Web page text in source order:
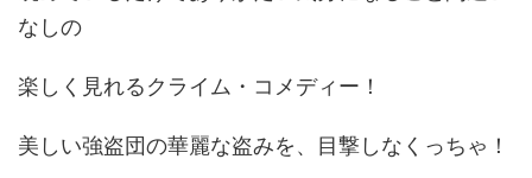
なしの
楽しく見れるクライム・コメディー！
美しい強盗団の華麗な盗みを、目撃しなくっちゃ！